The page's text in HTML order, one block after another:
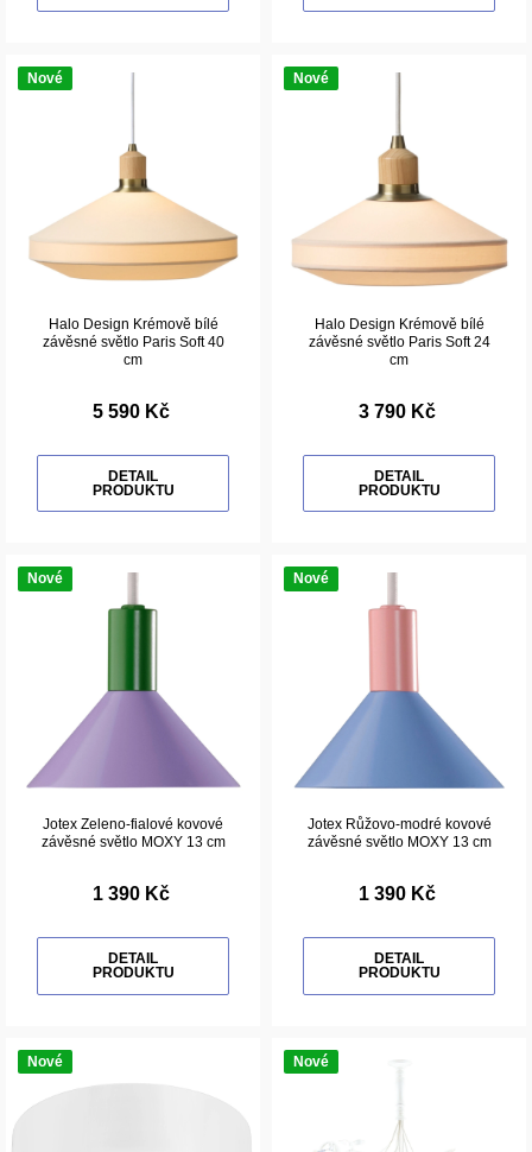
Nové
Halo Design Krémově bílé
závěsné světlo Paris Soft 40
cm
5 590 Kč
DETAIL
PRODUKTU
Nové
Halo Design Krémově bílé
závěsné světlo Paris Soft 24
cm
3 790 Kč
DETAIL
PRODUKTU
Nové
Jotex Zeleno-fialové kovové
závěsné světlo MOXY 13 cm
1 390 Kč
DETAIL
PRODUKTU
Nové
Jotex Růžovo-modré kovové
závěsné světlo MOXY 13 cm
1 390 Kč
DETAIL
PRODUKTU
Nové Nové